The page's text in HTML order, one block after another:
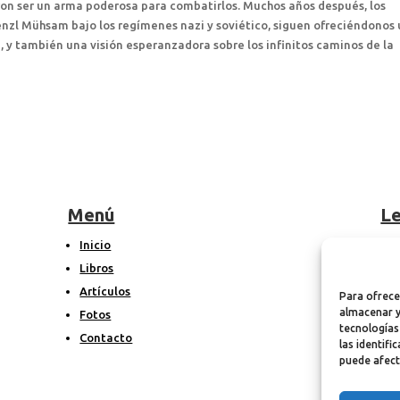
Para
almacenar
las
puede
ser un arma poderosa para combatirlos. Muchos años después, los
Mühsam bajo los regímenes nazi y soviético, siguen ofreciéndonos
también una visión esperanzadora sobre los infinitos caminos de la
Menú
Inicio
Libros
Artículos
Fotos
Contacto